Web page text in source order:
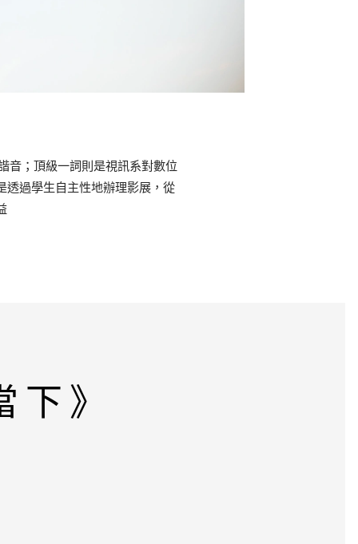
音；頂級一詞則是視訊系對數位
透過學生自主性地辦理影展，從
》